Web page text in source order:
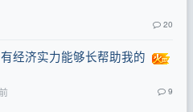
20
经济实力能够长帮助我的
9